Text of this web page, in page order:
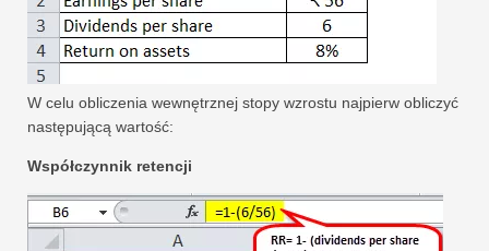
W celu obliczenia wewnętrznej stopy wzrostu najpierw obliczyć
następującą wartość:
Współczynnik retencji